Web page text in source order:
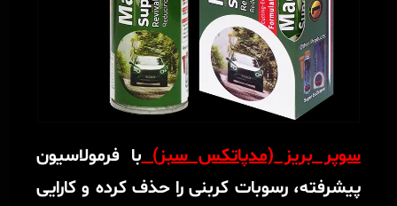
سوپر بریز (مدپاتکس سبز)با فرمولاسیون
پیشرفته، رسوبات کربنی را حذف کرده و کارایی